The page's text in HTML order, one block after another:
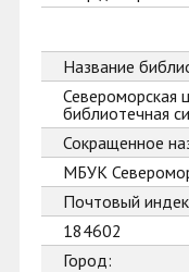
Название
Североморская
библиотечная
Сокращенное
МБУК
Почтовый
184602
Город: